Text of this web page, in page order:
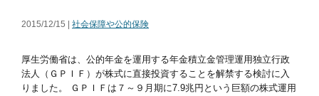
2015/12/15 | 社会保障や公的保険
厚生労働省は、公的年金を運用する年金積立金管理運用独立行政
法人（ＧＰＩＦ）が株式に直接投資することを解禁する検討に入
りました。 ＧＰＩＦは７～９月期に7.9兆円という巨額の株式運用